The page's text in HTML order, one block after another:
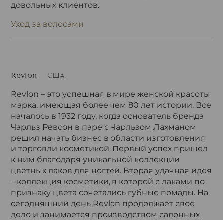
довольных клиентов.
Уход за волосами
Revlon США
Revlon – это успешная в мире женской красоты
марка, имеющая более чем 80 лет истории. Все
началось в 1932 году, когда основатель бренда
Чарльз Ревсон в паре с Чарльзом Лахманом
решил начать бизнес в области изготовления
и торговли косметикой. Первый успех пришел
к ним благодаря уникальной коллекции
цветных лаков для ногтей. Вторая удачная идея
– коллекция косметики, в которой с лаками по
признаку цвета сочетались губные помады. На
сегодняшний день Revlon продолжает свое
дело и занимается производством салонных